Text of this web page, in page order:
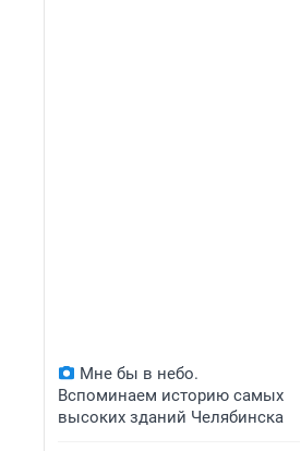
Мне бы в небо.
Вспоминаем историю самых
высоких зданий Челябинска